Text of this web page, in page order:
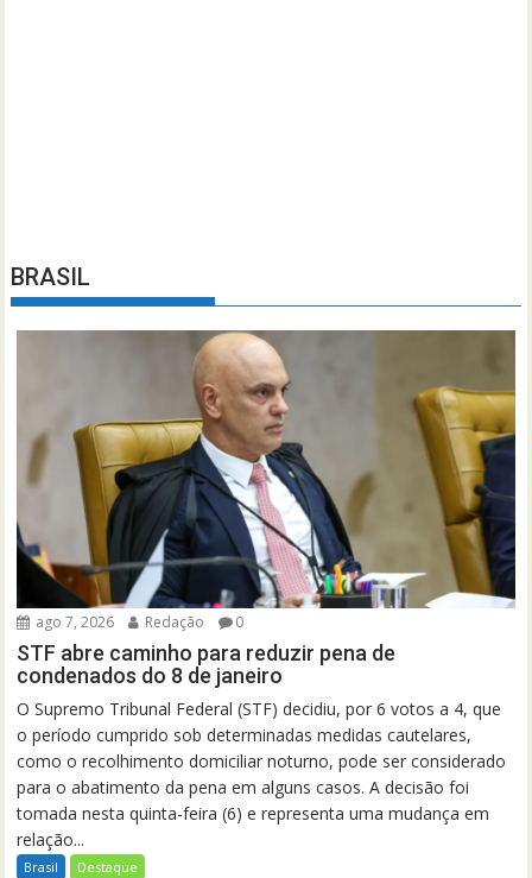
BRASIL
ago 7, 2026 Redação 0
STF abre caminho para reduzir pena de
condenados do 8 de janeiro
O Supremo Tribunal Federal (STF) decidiu, por 6 votos a 4, que
o período cumprido sob determinadas medidas cautelares,
como o recolhimento domiciliar noturno, pode ser considerado
para o abatimento da pena em alguns casos. A decisão foi
tomada nesta quinta-feira (6) e representa uma mudança em
relação...
Brasil Destaque